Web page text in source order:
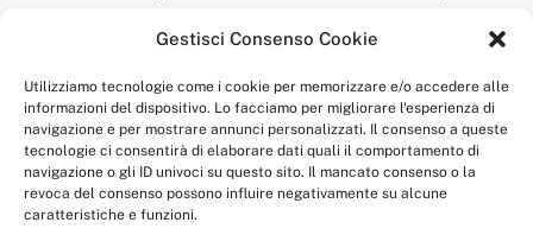
Gestisci Consenso Cookie
Utilizziamo tecnologie come i cookie per memorizzare e/o accedere alle
informazioni del dispositivo. Lo facciamo per migliorare l'esperienza di
navigazione e per mostrare annunci personalizzati. Il consenso a queste
tecnologie ci consentirà di elaborare dati quali il comportamento di
navigazione o gli ID univoci su questo sito. Il mancato consenso o la
revoca del consenso possono influire negativamente su alcune
caratteristiche e funzioni.
“Anagnia” è un marchio registrato presso l’Ufficio Italiano
Economico,
num. registrazione: 302017000014044 del 9 febbraio 2017.
Per contatti:redazione@anagnia.com